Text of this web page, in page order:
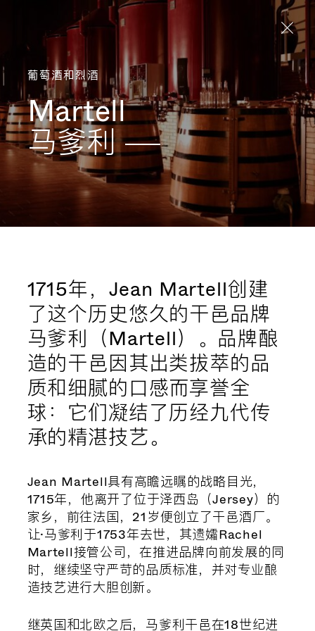
Aller directement au contenu
葡萄酒和烈酒
Martell
马爹利
1715年，Jean Martell创建
了这个历史悠久的干邑品牌
马爹利（Martell）。品牌酿
造的干邑因其出类拔萃的品
质和细腻的口感而享誉全
球：它们凝结了历经九代传
承的精湛技艺。
Jean Martell具有高瞻远瞩的战略目光，
1715年，他离开了位于泽西岛（Jersey）的
家乡，前往法国，21岁便创立了干邑酒厂。
让·马爹利于1753年去世，其遗孀Rachel
Martell接管公司，在推进品牌向前发展的同
时，继续坚守严苛的品质标准，并对专业酿
造技艺进行大胆创新。
继英国和北欧之后，马爹利干邑在18世纪进